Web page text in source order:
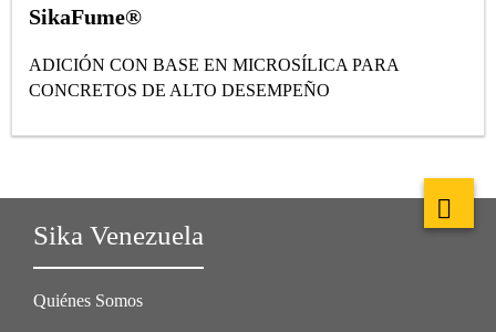
SikaFume®
ADICIÓN CON BASE EN MICROSÍLICA PARA
CONCRETOS DE ALTO DESEMPEÑO
Sika Venezuela
Quiénes Somos